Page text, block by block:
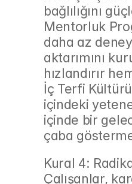
bağlılığını
Mentorluk
daha az
aktarımını
hızlandırır
İç Terfi
içindeki
içinde bir
çaba
Kural 4:
Çalışanlar,